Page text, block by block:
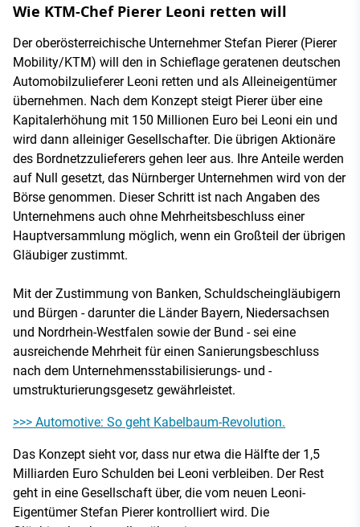
Wie KTM-Chef Pierer Leoni retten will
Der oberösterreichische Unternehmer Stefan Pierer (Pierer
Mobility/KTM) will den in Schieflage geratenen deutschen
Automobilzulieferer Leoni retten und als Alleineigentümer
übernehmen. Nach dem Konzept steigt Pierer über eine
Kapitalerhöhung mit 150 Millionen Euro bei Leoni ein und
wird dann alleiniger Gesellschafter. Die übrigen Aktionäre
des Bordnetzzulieferers gehen leer aus. Ihre Anteile werden
auf Null gesetzt, das Nürnberger Unternehmen wird von der
Börse genommen. Dieser Schritt ist nach Angaben des
Unternehmens auch ohne Mehrheitsbeschluss einer
Hauptversammlung möglich, wenn ein Großteil der übrigen
Gläubiger zustimmt.
Mit der Zustimmung von Banken, Schuldscheingläubigern
und Bürgen - darunter die Länder Bayern, Niedersachsen
und Nordrhein-Westfalen sowie der Bund - sei eine
ausreichende Mehrheit für einen Sanierungsbeschluss
nach dem Unternehmensstabilisierungs- und -
umstrukturierungsgesetz gewährleistet.
>>> Automotive: So geht Kabelbaum-Revolution.
Das Konzept sieht vor, dass nur etwa die Hälfte der 1,5
Milliarden Euro Schulden bei Leoni verbleiben. Der Rest
geht in eine Gesellschaft über, die vom neuen Leoni-
Eigentümer Stefan Pierer kontrolliert wird. Die